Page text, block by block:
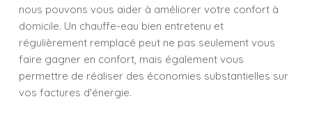
nous pouvons vous aider à améliorer votre confort à
domicile. Un chauffe-eau bien entretenu et
régulièrement remplacé peut ne pas seulement vous
faire gagner en confort, mais également vous
permettre de réaliser des économies substantielles sur
vos factures d'énergie.